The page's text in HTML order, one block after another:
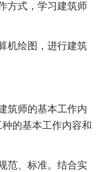
方式，学习建筑师
机绘图，进行建筑
筑师的基本工作内
的基本工作内容和
范、标准。结合实